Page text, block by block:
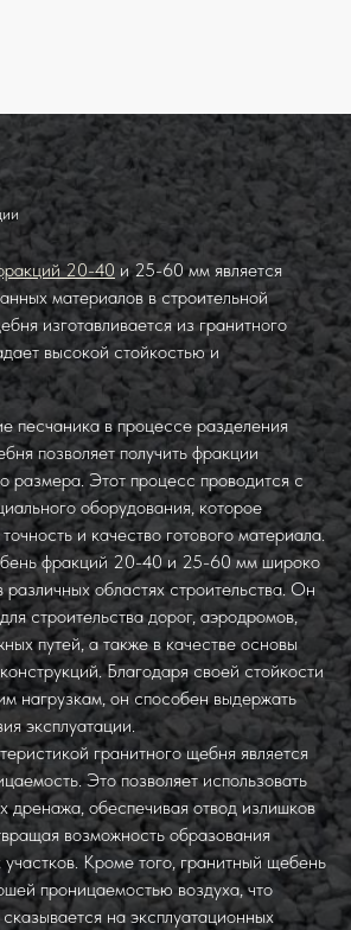
20-40 и 25-60 мм является
материалов в строительной
изготавливается из гранитного
высокой стойкостью и
песчаника в процессе разделения
позволяет получить фракции
размера. Этот процесс проводится с
оборудования, которое
и качество готового материала.
фракций 20-40 и 25-60 мм широко
различных областях строительства. Он
строительства дорог, аэродромов,
путей, а также в качестве основы
Благодаря своей стойкости
нагрузкам, он способен выдержать
эксплуатации.
гранитного щебня является
Это позволяет использовать
дренажа, обеспечивая отвод излишков
возможность образования
Кроме того, гранитный щебень
проницаемостью воздуха, что
на эксплуатационных